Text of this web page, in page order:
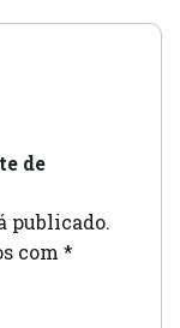
de
publicado.
com *